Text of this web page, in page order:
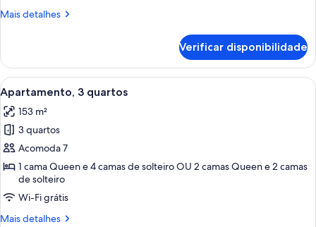
quartos
Mais detalhes
Mais
superior,
quartos
Verificar disponibilidade
Carrega
todas
as
fotos
de
Apartamento,
quartos
Quarto de hotel moderno com uma
6
Apartamento, 3 quartos
153 m²
3 quartos
Acomoda 7
1 cama Queen e 4 camas de solteiro OU 2 camas Queen e 2 camas
de solteiro
Wi-Fi grátis
Mais detalhes
Mais